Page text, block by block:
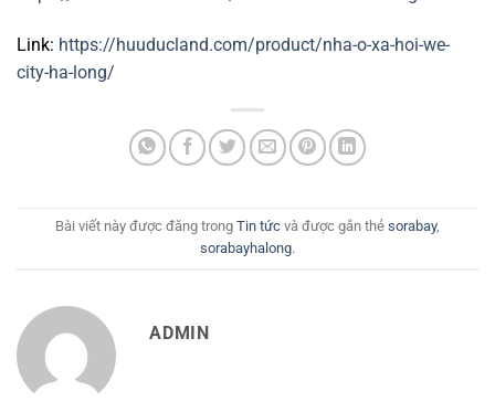
Link: https://huuducland.com/product/nha-o-xa-hoi-we-
city-ha-long/
Bài viết này được đăng trong Tin tức và được gắn thẻ sorabay,
sorabayhalong.
ADMIN